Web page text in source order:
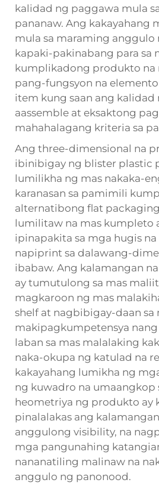
kalidad ng paggawa mula
pananaw. Ang kakayahang
mula sa maraming anggulo
kapaki-pakinabang para sa
kumplikadong produkto na
pang-fungsyon na
item kung saan ang kalidad
aassemble at eksaktong
mahahalagang kriteria sa
Ang three-dimensional na
ibinibigay ng blister plastic
lumilikha ng mas nakaka-
karanasan sa pamimili
alternatibong flat
lumilitaw na mas kumpleto
ipinapakita sa mga hugis na
napiprint sa dalawang-
ibabaw. Ang kalamangan
ay tumutulong sa mas
magkaroon ng mas
shelf at nagbibigay-daan
makipagkumpetensya
laban sa mas malalaking
naka-okupa ng katulad na
kakayahang lumikha ng
ng kuwadro na umaangkop
heometriya ng produkto ay
pinalalakas ang
anggulong visibility, na
mga pangunahing
nananatiling malinaw na
anggulo ng panonood.